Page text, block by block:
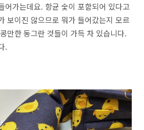
어가는데요. 항균 숯이 포함되어 있다고
보이진 않으므로 뭐가 들어갔는지 모르
만한 동그란 것들이 가득 차 있습니다.
.